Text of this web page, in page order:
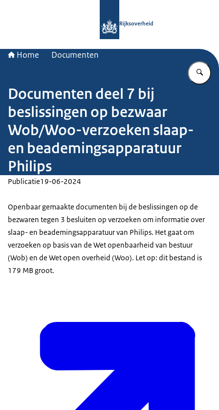
Rijksoverheid
Home Documenten
Documenten deel 7 bij
beslissingen op bezwaar
Wob/Woo-verzoeken slaap-
en beademingsapparatuur
Philips
Publicatie19-06-2024
Openbaar gemaakte documenten bij de beslissingen op de
bezwaren tegen 3 besluiten op verzoeken om informatie over
slaap- en beademingsapparatuur van Philips. Het gaat om
verzoeken op basis van de Wet openbaarheid van bestuur
(Wob) en de Wet open overheid (Woo). Let op: dit bestand is
179 MB groot.